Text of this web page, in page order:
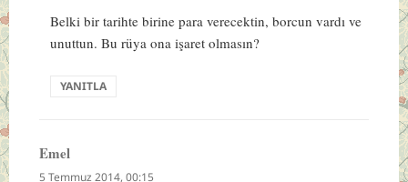
Belki bir tarihte birine para verecektin, borcun vardı ve
unuttun. Bu rüya ona işaret olmasın?
YANITLA
Emeldedi
ki:
5 Temmuz 2014, 00:15